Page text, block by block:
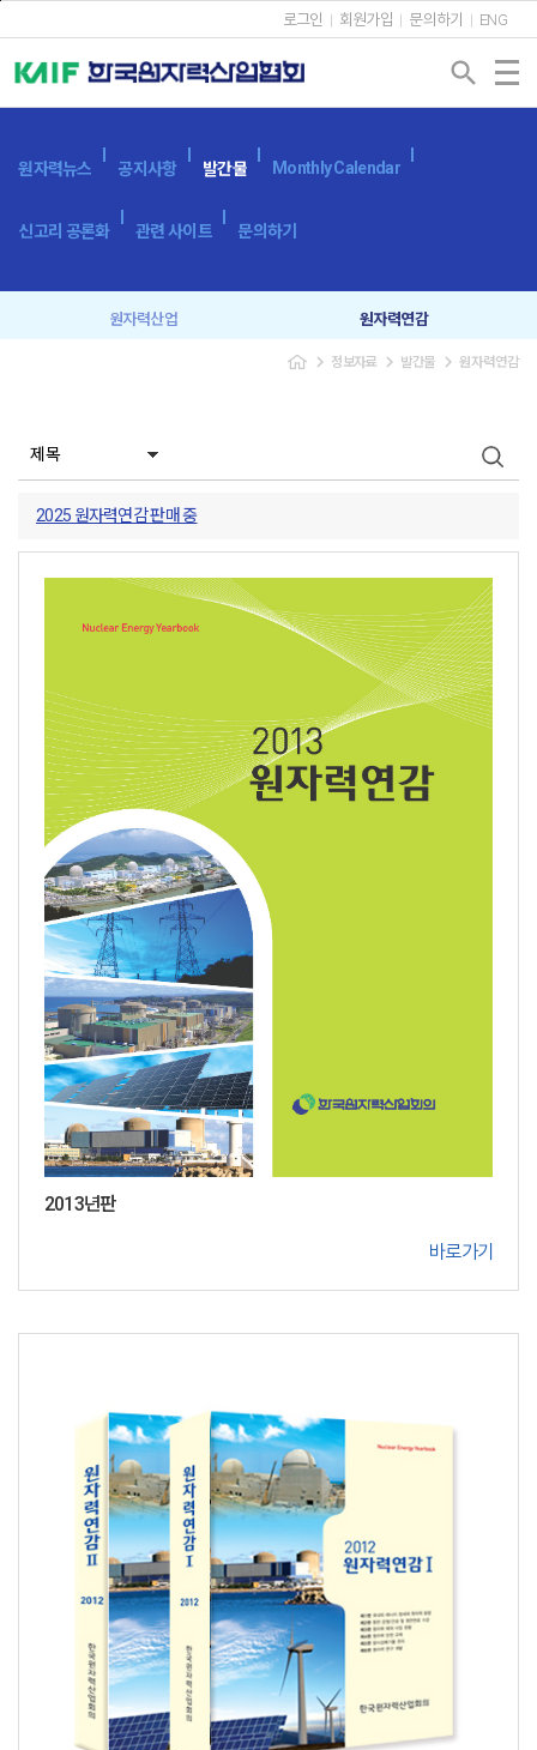
로그인 회원가입 문의하기 ENG
search
원자력뉴스 공지사항 발간물 Monthly Calendar
신고리 공론화 관련 사이트 문의하기
원자력산업 원자력연감
광고 신청
navigate_next 정보자료 navigate_next 발간물 navigate_next 원자력연감
2025 원자력연감 판매 중
2013년판
바로가기